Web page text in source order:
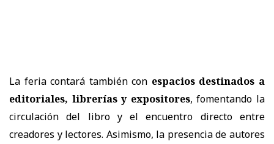
La feria contará también con espacios destinados a
editoriales, librerías y expositores, fomentando la
circulación del libro y el encuentro directo entre
creadores y lectores. Asimismo, la presencia de autores